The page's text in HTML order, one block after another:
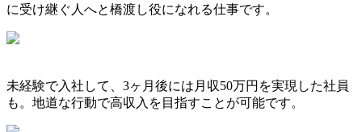
に受け継ぐ人へと橋渡し役になれる仕事です。
未経験で入社して、3ヶ月後には月収50万円を実現した社員
も。地道な行動で高収入を目指すことが可能です。